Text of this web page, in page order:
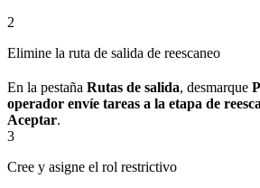
2
Elimine la ruta de salida de reescaneo
En la pestaña Rutas de salida, desmarque
operador envíe tareas a la etapa de
Aceptar.
3
Cree y asigne el rol restrictivo